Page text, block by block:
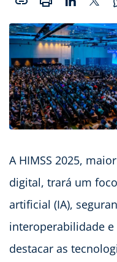
A HIMSS 2025,
digital, trará um
artificial (IA),
interoperabilidade
destacar as